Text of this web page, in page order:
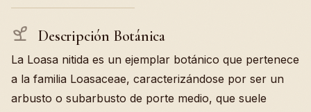
Descripción Botánica
La Loasa nitida es un ejemplar botánico que pertenece
a la familia Loasaceae, caracterizándose por ser un
arbusto o subarbusto de porte medio, que suele